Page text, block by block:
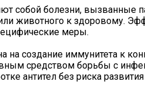
собой болезни, вызванные
животного к здоровому.
меры.
на создание иммунитета к
средством борьбы с
антител без риска